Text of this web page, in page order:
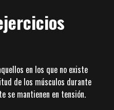
en los que no existe
de los músculos durante
se mantienen en tensión.